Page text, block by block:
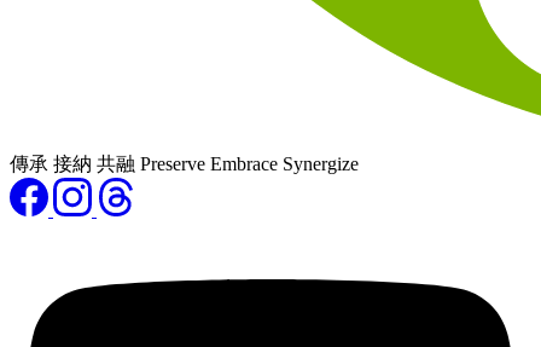
傳承 接納 共融 Preserve Embrace Synergize